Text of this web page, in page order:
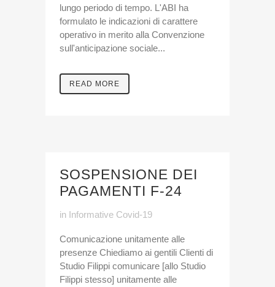
lungo periodo di tempo. L'ABI ha
formulato le indicazioni di carattere
operativo in merito alla Convenzione
sull'anticipazione sociale...
READ MORE
SOSPENSIONE DEI
PAGAMENTI F-24
in Informative Covid-19
Comunicazione unitamente alle
presenze Chiediamo ai gentili Clienti di
Studio Filippi comunicare [allo Studio
Filippi stesso] unitamente alle